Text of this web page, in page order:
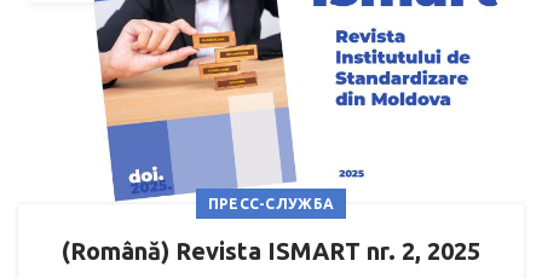
ПРЕСС-СЛУЖБА
(Română) Revista ISMART nr. 2, 2025